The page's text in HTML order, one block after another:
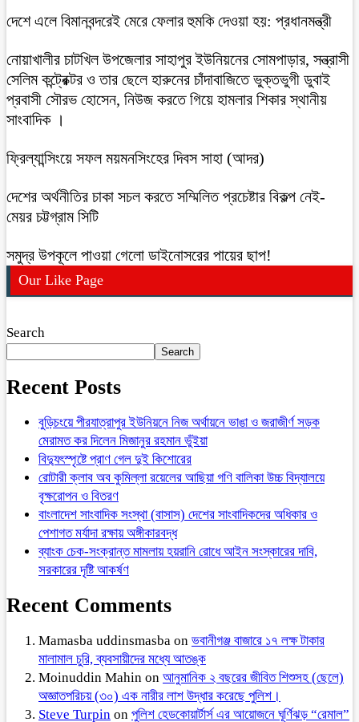
দেশে এলে বিমানবন্দরেই মেরে ফেলার হুমকি দেওয়া হয়: প্রধানমন্ত্রী
নোয়াখালীর চাটখিল উপজেলার সাহাপুর ইউনিয়নের সোমপাড়ার, সন্ত্রাসী
সেলিম কন্ট্রেক্টর ও তার ছেলে হারুনের চাঁদাবাজিতে ভুক্তভুগী ডুবাই
প্রবাসী সৌরভ হোসেন, নিউজ করতে গিয়ে হামলার শিকার স্থানীয়
সাংবাদিক ।
ফ্রিল্যান্সিংয়ে সফল ময়মনসিংহের দিবস সাহা (আদর)
দেশের অর্থনীতির চাকা সচল করতে সম্মিলিত প্রচেষ্টার বিকল্প নেই-
মেয়র চট্টগ্রাম সিটি
সমুদ্র উপকূলে পাওয়া গেলো ডাইনোসরের পায়ের ছাপ!
Our Like Page
Search
Search
Recent Posts
বুড়িচংয়ে পীরযাত্রাপুর ইউনিয়নে নিজ অর্থায়নে ভাঙা ও জরাজীর্ণ সড়ক
মেরামত কর দিলেন মিজানুর রহমান ভুঁইয়া
বিদ্যুৎস্পৃষ্টে প্রাণ গেল দুই কিশোরের
রোটারী ক্লাব অব কুমিল্লা রয়েলের আছিয়া গণি বালিকা উচ্চ বিদ্যালয়ে
বৃক্ষরোপন ও বিতরণ
বাংলাদেশ সাংবাদিক সংস্থা (বাসাস) দেশের সাংবাদিকদের অধিকার ও
পেশাগত মর্যাদা রক্ষায় অঙ্গীকারবদ্ধ
ব্যাংক চেক-সংক্রান্ত মামলায় হয়রানি রোধে আইন সংস্কারের দাবি,
সরকারের দৃষ্টি আকর্ষণ
Recent Comments
Mamasba uddinsmasba on ভবানীগঞ্জ বাজারে ১৭ লক্ষ টাকার
মালামাল চুরি, ব্যবসায়ীদের মধ্যে আতঙ্ক
Moinuddin Mahin on আনুমানিক ২ বছরের জীবিত শিশুসহ (ছেলে)
অজ্ঞাতপরিচয় (৩০) এক নারীর লাশ উদ্ধার করেছে পুলিশ।
Steve Turpin on পুলিশ হেডকোয়ার্টার্স এর আয়োজনে ঘূর্ণিঝড় “রেমাল”